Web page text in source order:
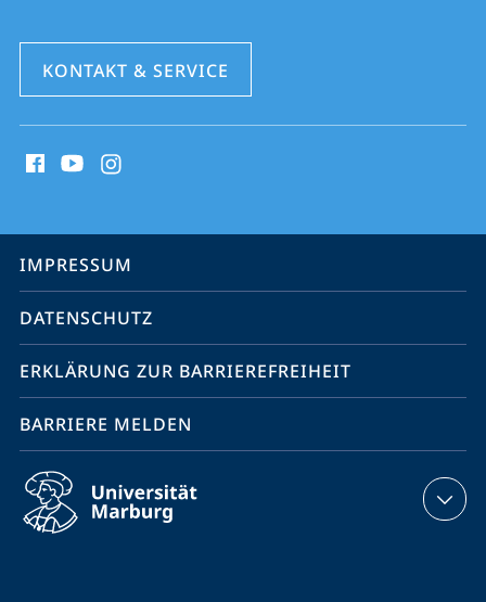
KONTAKT & SERVICE
Media
Service-
Navigation
IMPRESSUM
DATENSCHUTZ
ERKLÄRUNG ZUR BARRIEREFREIHEIT
BARRIERE MELDEN